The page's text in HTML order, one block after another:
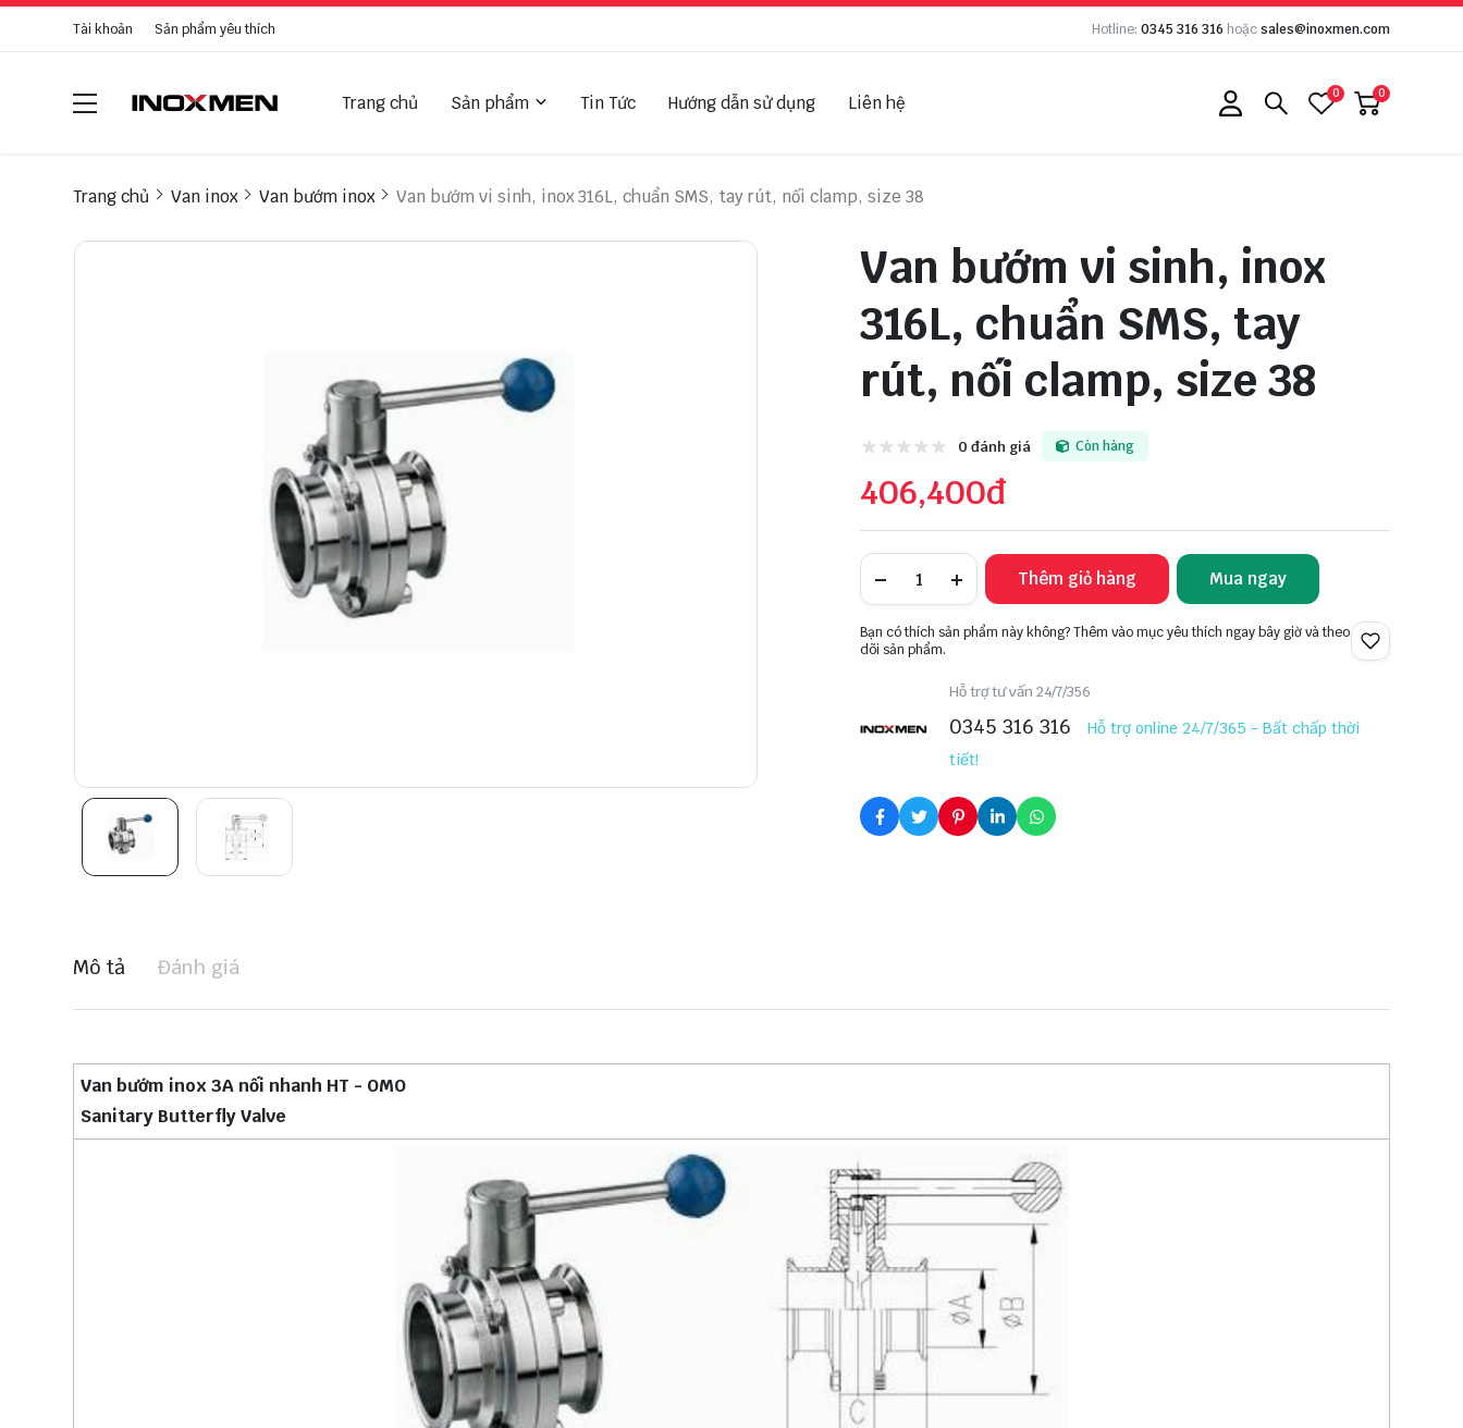
Tài khoản Sản phẩm yêu thích Hotline: 0345 316 316 hoặcsales@inoxmen.com
Trang chủ Sản phẩm Tin Tức Hướng dẫn sử dụng Liên hệ 0 0
Trang chủ Van inox Van bướm inox Van bướm vi sinh, inox 316L, chuẩn SMS, tay rút, nối clamp, size 38
Van bướm vi sinh, inox
316L, chuẩn SMS, tay
rút, nối clamp, size 38
0 đánh giá Còn hàng
406,400đ
Thêm giỏ hàng Mua ngay
Bạn có thích sản phẩm này không? Thêm vào mục yêu thích ngay bây giờ và theo
dõi sản phẩm.
Hỗ trợ tư vấn 24/7/356
0345 316 316
Hỗ trợ online 24/7/365 - Bất chấp thời
tiết!
Mô tả Đánh giá
Van bướm inox 3A nối nhanh HT - OMO
Sanitary Butterfly Valve